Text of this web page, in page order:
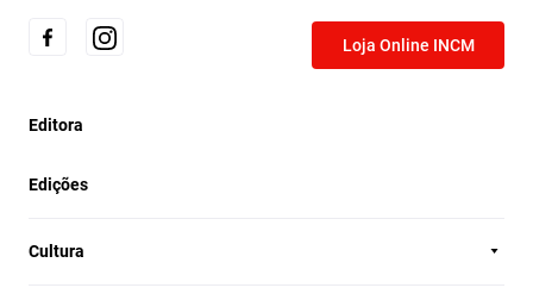
Loja Online INCM
Editora
Edições
Cultura